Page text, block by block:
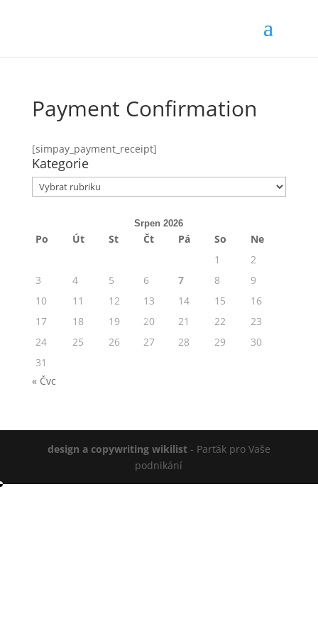
Payment Confirmation
[simpay_payment_receipt]
Kategorie
Kategorie
Srpen 2026
Po Út St Čt Pá So
Ne
1
2
3
4 5 6 7 8
9
10
11 12 13 14 15
16
17
18 19 20 21 22
23
24
25 26 27 28 29
30
31
« Čvc
design a copywriting wikilist- Parťák pro Vaše
podnikání